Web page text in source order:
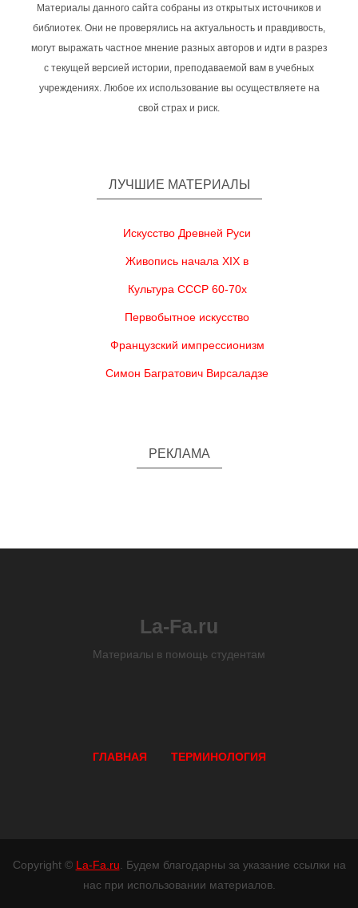
Материалы данного сайта собраны из открытых источников и
библиотек. Они не проверялись на актуальность и правдивость,
могут выражать частное мнение разных авторов и идти в разрез
с текущей версией истории, преподаваемой вам в учебных
учреждениях. Любое их использование вы осуществляете на
свой страх и риск.
ЛУЧШИЕ МАТЕРИАЛЫ
Искусство Древней Руси
Живопись начала XIX в
Культура СССР 60-70х
Первобытное искусство
Французский импрессионизм
Симон Багратович Вирсаладзе
РЕКЛАМА
La-Fa.ru
Материалы в помощь студентам
ГЛАВНАЯ ТЕРМИНОЛОГИЯ
Copyright © La-Fa.ru . Будем благодарны за указание ссылки на
нас при использовании материалов.